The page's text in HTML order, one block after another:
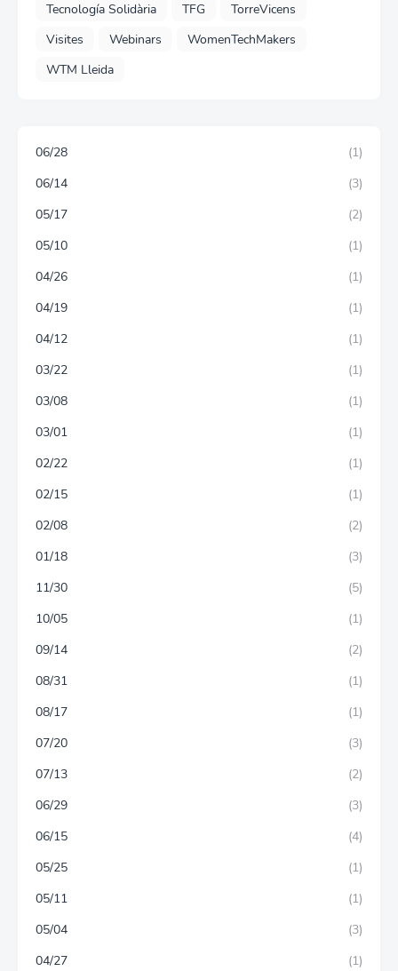
Tecnología Solidària TFG
TorreVicens
Visites
Webinars
WomenTechMakers
WTM Lleida
06/28
(1)
06/14
(3)
05/17
(2)
05/10
(1)
04/26
(1)
04/19
(1)
04/12
(1)
03/22
(1)
03/08
(1)
03/01
(1)
02/22
(1)
02/15
(1)
02/08
(2)
01/18
(3)
11/30
(5)
10/05
(1)
09/14
(2)
08/31
(1)
08/17
(1)
07/20
(3)
07/13
(2)
06/29
(3)
06/15
(4)
05/25
(1)
05/11
(1)
05/04
(3)
04/27
(1)